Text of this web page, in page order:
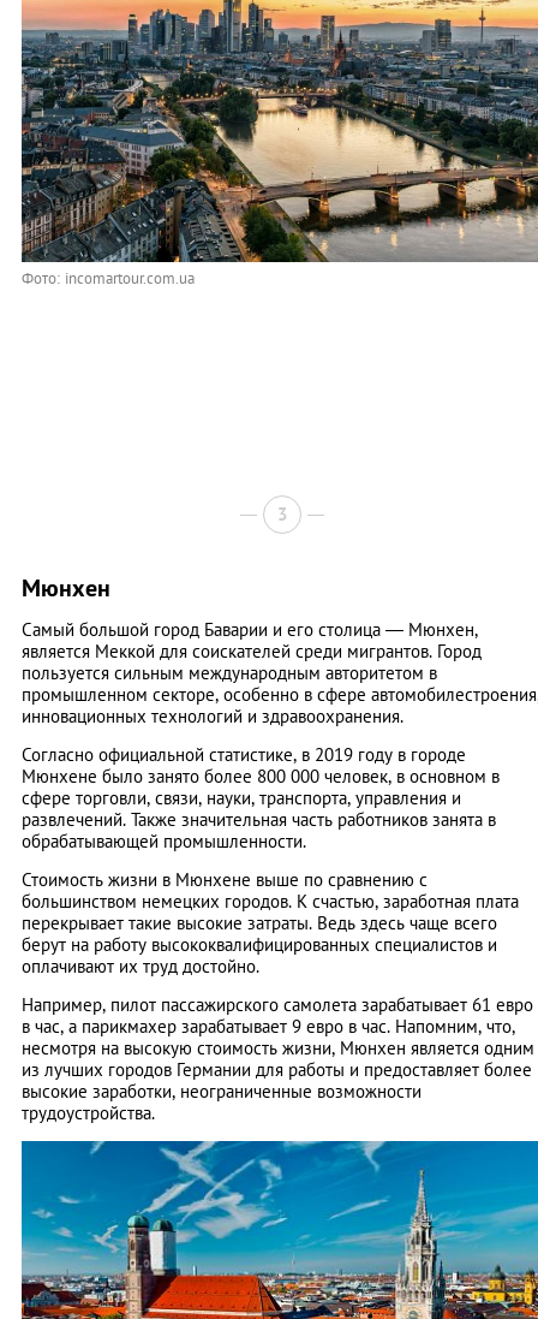
Фото: incomartour.com.ua
3
Мюнхен
Самый большой город Баварии и его столица — Мюнхен,
является Меккой для соискателей среди мигрантов. Город
пользуется сильным международным авторитетом в
промышленном секторе, особенно в сфере
инновационных технологий и здравоохранения.
Согласно официальной статистике, в 2019 году в городе
Мюнхене было занято более 800 000 человек, в основном в
сфере торговли, связи, науки, транспорта, управления и
развлечений. Также значительная часть работников занята в
обрабатывающей промышленности.
Стоимость жизни в Мюнхене выше по сравнению с
большинством немецких городов. К счастью, заработная плата
перекрывает такие высокие затраты. Ведь здесь чаще всего
берут на работу высококвалифицированных специалистов и
оплачивают их труд достойно.
Например, пилот пассажирского самолета зарабатывает 61 евро
в час, а парикмахер зарабатывает 9 евро в час. Напомним, что,
несмотря на высокую стоимость жизни, Мюнхен является одним
из лучших городов Германии для работы и предоставляет более
высокие заработки, неограниченные возможности
трудоустройства.